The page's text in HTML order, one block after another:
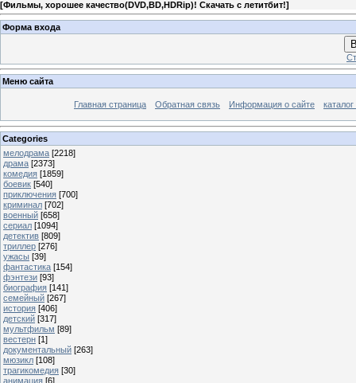
[Фильмы, хорошее качество(DVD,BD,HDRip)! Скачать с летитбит!]
Форма входа
Меню сайта
Главная страница Обратная связь Информация о сайте
Categories
мелодрама [2218]
драма [2373]
комедия [1859]
боевик [540]
приключения [700]
криминал [702]
военный [658]
сериал [1094]
детектив [809]
триллер [276]
ужасы [39]
фантастика [154]
фэнтези [93]
биография [141]
семейный [267]
история [406]
детский [317]
мультфильм [89]
вестерн [1]
документальный [263]
мюзикл [108]
трагикомедия [30]
анимация [6]